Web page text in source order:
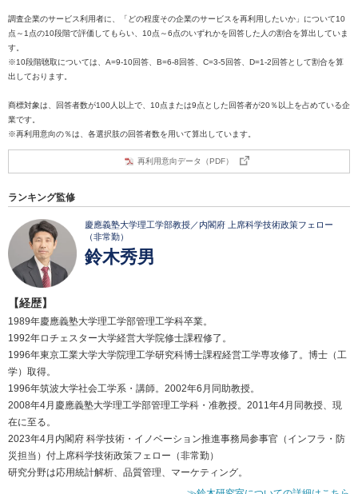
調査企業のサービス利用者に、「どの程度その企業のサービスを再利用したいか」について10
点～1点の10段階で評価してもらい、10点～6点のいずれかを回答した人の割合を算出していま
す。
※10段階聴取については、A=9-10回答、B=6-8回答、C=3-5回答、D=1-2回答として割合を算
出しております。
商標対象は、回答者数が100人以上で、10点または9点とした回答者が20％以上を占めている企
業です。
※再利用意向の％は、各選択肢の回答者数を用いて算出しています。
再利用意向データ（PDF）
ランキング監修
慶應義塾大学理工学部教授／内閣府 上席科学技術政策フェロー
（非常勤）
鈴木秀男
【経歴】
1989年慶應義塾大学理工学部管理工学科卒業。
1992年ロチェスター大学経営大学院修士課程修了。
1996年東京工業大学大学院理工学研究科博士課程経営工学専攻修了。博士（工
学）取得。
1996年筑波大学社会工学系・講師。2002年6月同助教授。
2008年4月慶應義塾大学理工学部管理工学科・准教授。2011年4月同教授、現
在に至る。
2023年4月内閣府 科学技術・イノベーション推進事務局参事官（インフラ・防
災担当）付上席科学技術政策フェロー（非常勤）
研究分野は応用統計解析、品質管理、マーケティング。